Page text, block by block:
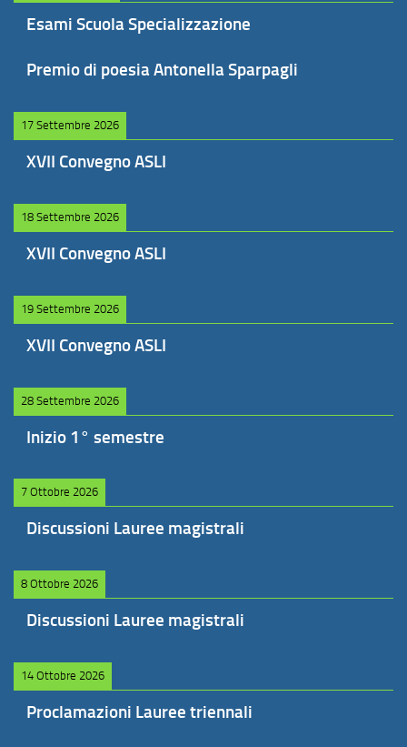
Esami Scuola Specializzazione
Premio di poesia Antonella Sparpagli
17 Settembre 2026
XVII Convegno ASLI
18 Settembre 2026
XVII Convegno ASLI
19 Settembre 2026
XVII Convegno ASLI
28 Settembre 2026
Inizio 1° semestre
7 Ottobre 2026
Discussioni Lauree magistrali
8 Ottobre 2026
Discussioni Lauree magistrali
14 Ottobre 2026
Proclamazioni Lauree triennali